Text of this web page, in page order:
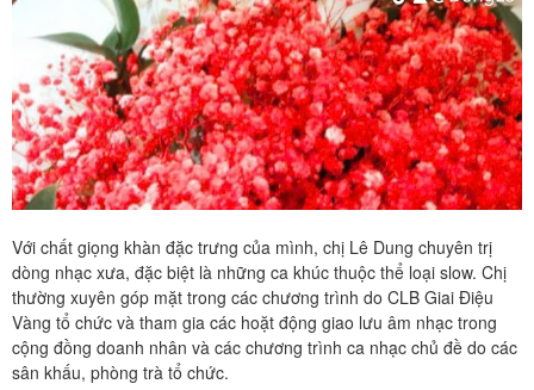
Với chất giọng khàn đặc trưng của mình, chị Lê Dung chuyên trị
dòng nhạc xưa, đặc biệt là những ca khúc thuộc thể loại slow. Chị
thường xuyên góp mặt trong các chương trình do CLB Giai Điệu
Vàng tổ chức và tham gia các hoặt động giao lưu âm nhạc trong
cộng đồng doanh nhân và các chương trình ca nhạc chủ đề do các
sân khấu, phòng trà tổ chức.